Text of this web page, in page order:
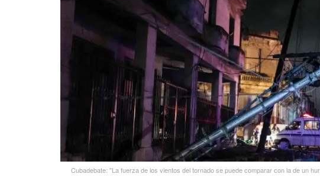
Cubadebate: "La fuerza de los vientos del tornado se puede comparar con la de un